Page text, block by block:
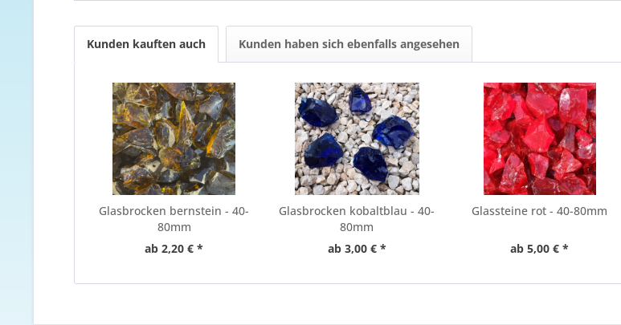
Kunden kauften auch Kunden haben sich ebenfalls angesehen
Glasbrocken bernstein - 40-
80mm
ab 2,20 € *
Glasbrocken kobaltblau - 40-
80mm
ab 3,00 € *
Glassteine rot - 40-80mm
ab 5,00 € *